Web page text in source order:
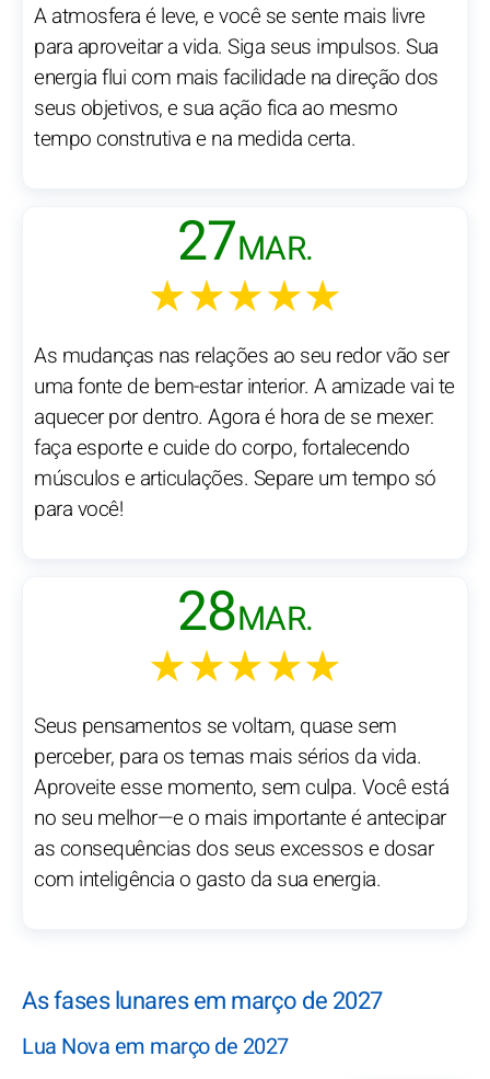
A atmosfera é leve, e você se sente mais livre
para aproveitar a vida. Siga seus impulsos. Sua
energia flui com mais facilidade na direção dos
seus objetivos, e sua ação fica ao mesmo
tempo construtiva e na medida certa.
27MAR.
★★★★★
As mudanças nas relações ao seu redor vão ser
uma fonte de bem-estar interior. A amizade vai te
aquecer por dentro. Agora é hora de se mexer:
faça esporte e cuide do corpo, fortalecendo
músculos e articulações. Separe um tempo só
para você!
28MAR.
★★★★★
Seus pensamentos se voltam, quase sem
perceber, para os temas mais sérios da vida.
Aproveite esse momento, sem culpa. Você está
no seu melhor—e o mais importante é antecipar
as consequências dos seus excessos e dosar
com inteligência o gasto da sua energia.
As fases lunares em março de 2027
Lua Nova em março de 2027